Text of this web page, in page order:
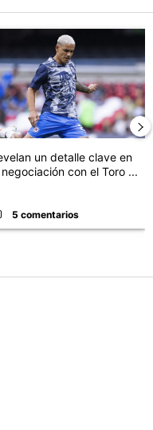
Azul 2-3 Atlante:
artículo de tendencia con
un detalle clave en
negociación con el Toro ...
5 comentarios